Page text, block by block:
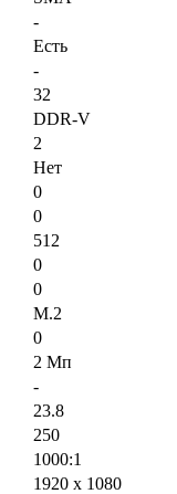
-
Есть
-
32
DDR-V
2
Нет
0
0
512
0
0
M.2
0
2 Мп
-
23.8
250
1000:1
1920 х 1080